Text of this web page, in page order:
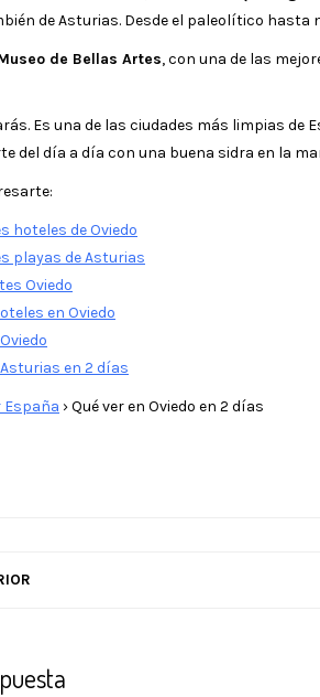
de Asturias. Desde el paleolítico hasta
de Bellas Artes, con una de las
Es una de las ciudades más limpias
del día a día con una buena sidra en la
hoteles de Oviedo
playas de Asturias
Oviedo
en Oviedo
en 2 días
España ›Qué ver en Oviedo en 2 días